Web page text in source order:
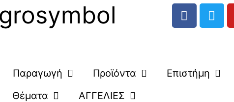
Παραγωγή Προϊόντα
Επιστήμη
Θέματα
ΑΓΓΕΛΙΕΣ